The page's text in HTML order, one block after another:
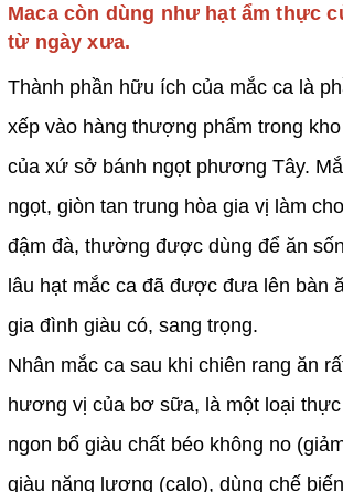
Maca còn dùng như hạt ẩm thực
từ ngày xưa.
Thành phần hữu ích của mắc ca là
xếp vào hàng thượng phẩm trong
của xứ sở bánh ngọt phương Tây.
ngọt, giòn tan trung hòa gia vị làm
đậm đà, thường được dùng để ăn
lâu hạt mắc ca đã được đưa lên bàn
gia đình giàu có, sang trọng.
Nhân mắc ca sau khi chiên rang ăn
hương vị của bơ sữa, là một loại
ngon bổ giàu chất béo không no
giàu năng lượng (calo), dùng chế